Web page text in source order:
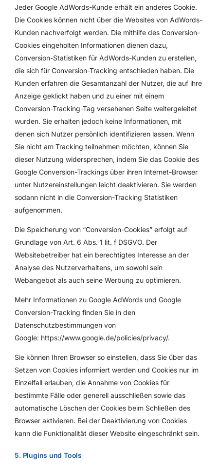
Jeder Google AdWords-Kunde erhält ein anderes Cookie.
Die Cookies können nicht über die Websites von AdWords-
Kunden nachverfolgt werden. Die mithilfe des Conversion-
Cookies eingeholten Informationen dienen dazu,
Conversion-Statistiken für AdWords-Kunden zu erstellen,
die sich für Conversion-Tracking entschieden haben. Die
Kunden erfahren die Gesamtanzahl der Nutzer, die auf ihre
Anzeige geklickt haben und zu einer mit einem
Conversion-Tracking-Tag versehenen Seite weitergeleitet
wurden. Sie erhalten jedoch keine Informationen, mit
denen sich Nutzer persönlich identifizieren lassen. Wenn
Sie nicht am Tracking teilnehmen möchten, können Sie
dieser Nutzung widersprechen, indem Sie das Cookie des
Google Conversion-Trackings über ihren Internet-Browser
unter Nutzereinstellungen leicht deaktivieren. Sie werden
sodann nicht in die Conversion-Tracking Statistiken
aufgenommen.
Die Speicherung von “Conversion-Cookies” erfolgt auf
Grundlage von Art. 6 Abs. 1 lit. f DSGVO. Der
Websitebetreiber hat ein berechtigtes Interesse an der
Analyse des Nutzerverhaltens, um sowohl sein
Webangebot als auch seine Werbung zu optimieren.
Mehr Informationen zu Google AdWords und Google
Conversion-Tracking finden Sie in den
Datenschutzbestimmungen von
Google: https://www.google.de/policies/privacy/.
Sie können Ihren Browser so einstellen, dass Sie über das
Setzen von Cookies informiert werden und Cookies nur im
Einzelfall erlauben, die Annahme von Cookies für
bestimmte Fälle oder generell ausschließen sowie das
automatische Löschen der Cookies beim Schließen des
Browser aktivieren. Bei der Deaktivierung von Cookies
kann die Funktionalität dieser Website eingeschränkt sein.
5. Plugins und Tools